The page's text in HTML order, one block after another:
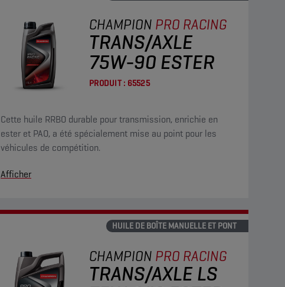
CHAMPION PRO RACING
TRANS/AXLE
75W-90 ESTER
PRODUIT : 65525
Cette huile RRBO durable pour transmission, enrichie en
ester et PAO, a été spécialement mise au point pour les
véhicules de compétition.
Afficher
HUILE DE BOÎTE MANUELLE ET PONT
CHAMPION PRO RACING
TRANS/AXLE LS